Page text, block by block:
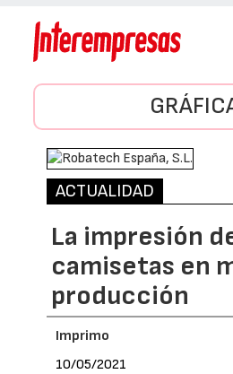
ACTUALIDAD
La impresión
camisetas en
producción
Imprimo
10/05/2021